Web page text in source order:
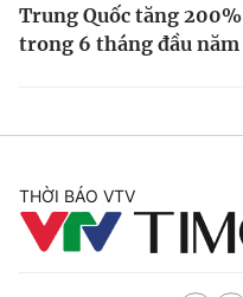
Trung Quốc tăng 200%
trong 6 tháng đầu năm
THỜI BÁO VTV